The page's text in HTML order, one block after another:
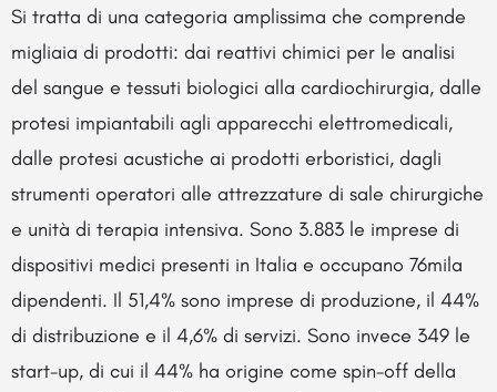
Si tratta di una categoria amplissima che comprende
migliaia di prodotti: dai reattivi chimici per le analisi
del sangue e tessuti biologici alla cardiochirurgia, dalle
protesi impiantabili agli apparecchi elettromedicali,
dalle protesi acustiche ai prodotti erboristici, dagli
strumenti operatori alle attrezzature di sale chirurgiche
e unità di terapia intensiva. Sono 3.883 le imprese di
dispositivi medici presenti in Italia e occupano 76mila
dipendenti. Il 51,4% sono imprese di produzione, il 44%
di distribuzione e il 4,6% di servizi. Sono invece 349 le
start-up, di cui il 44% ha origine come spin-off della